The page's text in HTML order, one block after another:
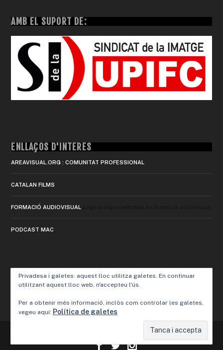
AMB EL SUPORT DE:
ENLLAÇOS D'INTERÈS
AREAVISUAL.ORG : COMUNITAT PROFESSIONAL
CATALAN FILMS
FORMACIÓ AUDIOVISUAL
PODCAST MAC
| Powered byWordPress
Privadesa i galetes: aquest lloc utilitza galetes. En continuar
utilitzant aquest lloc web, n'accepteu l'ús.
Per a obtenir més informació, inclòs com controlar les galetes,
vegeu aquí: Política de galetes